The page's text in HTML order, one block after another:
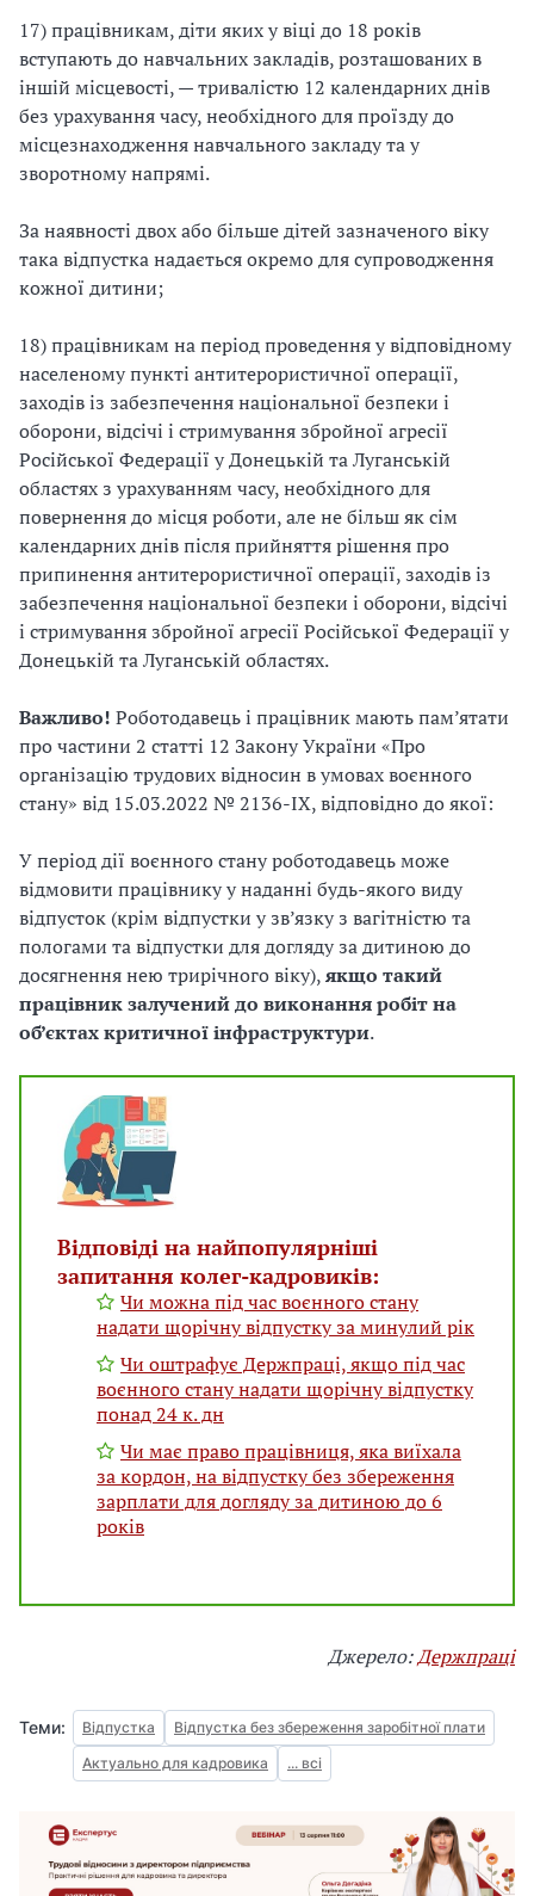
17) працівникам, діти яких у віці до 18 років
вступають до навчальних закладів, розташованих в
іншій місцевості, — тривалістю 12 календарних днів
без урахування часу, необхідного для проїзду до
місцезнаходження навчального закладу та у
зворотному напрямі.
За наявності двох або більше дітей зазначеного віку
така відпустка надається окремо для супроводження
кожної дитини;
18) працівникам на період проведення у відповідному
населеному пункті антитерористичної операції,
заходів із забезпечення національної безпеки і
оборони, відсічі і стримування збройної агресії
Російської Федерації у Донецькій та Луганській
областях з урахуванням часу, необхідного для
повернення до місця роботи, але не більш як сім
календарних днів після прийняття рішення про
припинення антитерористичної операції, заходів із
забезпечення національної безпеки і оборони, відсічі
і стримування збройної агресії Російської Федерації у
Донецькій та Луганській областях.
Важливо! Роботодавець і працівник маютьпам’ятати
про частини 2 статті 12 Закону України «Про
організацію трудових відносин в умовах воєнного
стану» від 15.03.2022 № 2136-ІХ, відповідно до якої:
У період дії воєнного стану роботодавець може
відмовити працівнику у наданні будь-якого виду
відпусток (крім відпустки у зв’язку з вагітністю та
пологами та відпустки для догляду за дитиною до
досягнення нею трирічного віку),якщо такий
працівник залучений до виконання робіт на
об’єктах критичної інфраструктури.
Відповіді на найпопулярніші
запитання колег-кадровиків:
Чи можна під час воєнного стану
надати щорічну відпустку за минулий рік
Чи оштрафує Держпраці, якщо під час
воєнного стану надати щорічну відпустку
понад 24 к. дн
Чи має право працівниця, яка виїхала
за кордон, на відпустку без збереження
зарплати для догляду за дитиною до 6
років
Джерело:Держпраці
Теми: Відпустка
Відпустка без збереження заробітної плати
Актуально для кадровика
... всі